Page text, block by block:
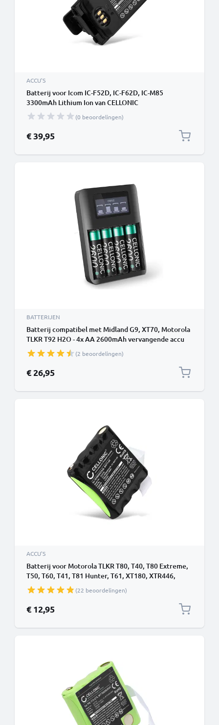
ACCU'S
Batterij voor Icom IC-F52D, IC-F62D, IC-M85
3300mAh Lithium Ion van CELLONIC
(0 beoordelingen)
€ 39,95
BATTERIJEN
Batterij compatibel met Midland G9, XT70, Motorola
TLKR T92 H2O - 4x AA 2600mAh vervangende accu
reservebatterij extra energie
(2 beoordelingen)
€ 26,95
ACCU'S
Batterij voor Motorola TLKR T80, T40, T80 Extreme,
T50, T60, T41, T81 Hunter, T61, XT180, XTR446,
XTB446, XTK446 700mAh NiMH van CELLONIC
(22 beoordelingen)
€ 12,95